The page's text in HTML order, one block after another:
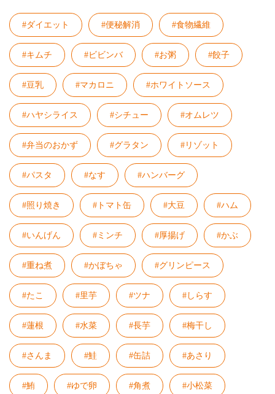
#ダイエット #便秘解消 #食物繊維
#キムチ #ビビンバ #お粥 #餃子
#豆乳 #マカロニ #ホワイトソース
#ハヤシライス #シチュー #オムレツ
#弁当のおかず #グラタン #リゾット
#パスタ #なす #ハンバーグ
#照り焼き #トマト缶 #大豆 #ハム
#いんげん #ミンチ #厚揚げ #かぶ
#重ね煮 #かぼちゃ #グリンピース
#たこ #里芋 #ツナ #しらす
#蓮根 #水菜 #長芋 #梅干し
#さんま #鮭 #缶詰 #あさり
#鮪 #ゆで卵 #角煮 #小松菜